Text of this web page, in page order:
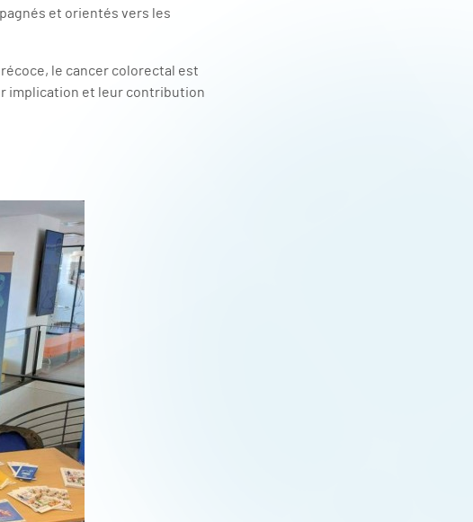
et orientés vers les
le cancer colorectal est
implication et leur contribution